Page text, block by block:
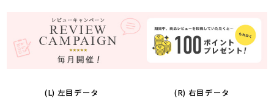
(L) 左目データ (R) 右目データ